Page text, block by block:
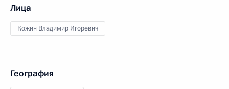
Лица
Кожин Владимир Игоревич
География